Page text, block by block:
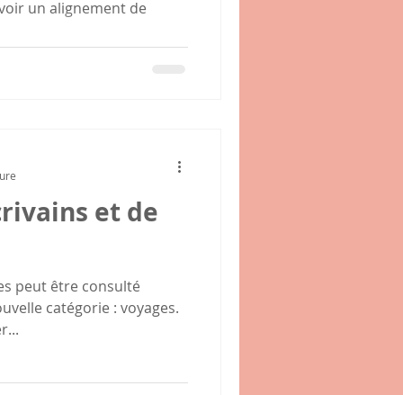
un alignement de
et de
peut être consulté
catégorie : voyages.